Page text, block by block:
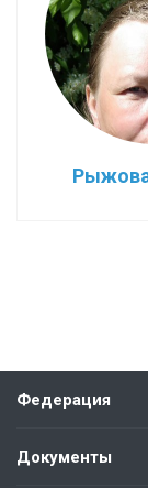
Федерация
Документы